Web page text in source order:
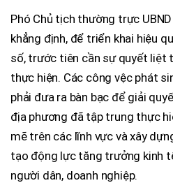
Phó Chủ tịch thường trực
khẳng định, để triển khai hiệu
số, trước tiên cần sự quyết liệt
thực hiện. Các công vệc phát
phải đưa ra bàn bạc để giải
địa phương đã tập trung thực
mẽ trên các lĩnh vực và xây
tạo động lực tăng trưởng kinh
người dân, doanh nghiệp.